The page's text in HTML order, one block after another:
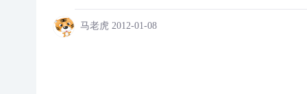
马老虎 2012-01-08